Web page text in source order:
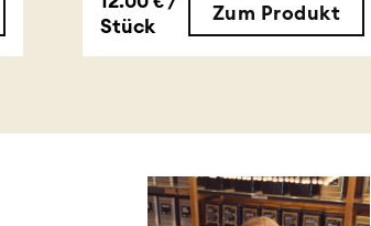
Stück
Zum Produkt